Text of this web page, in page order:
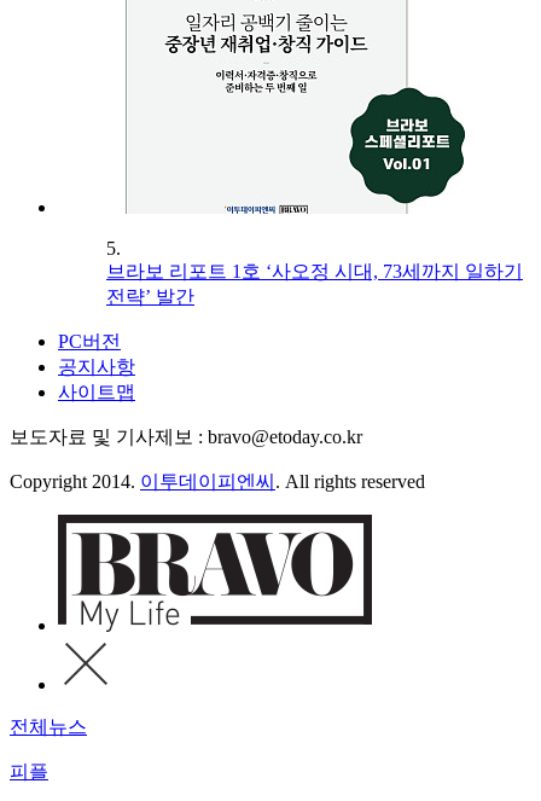
5.
브라보 리포트 1호 ‘사오정 시대, 73세까지 일하기
전략’ 발간
PC버전
공지사항
사이트맵
보도자료 및 기사제보 : bravo@etoday.co.kr
Copyright 2014. 이투데이피엔씨 . All rights reserved
전체뉴스
피플